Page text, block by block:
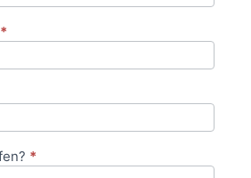
*
*